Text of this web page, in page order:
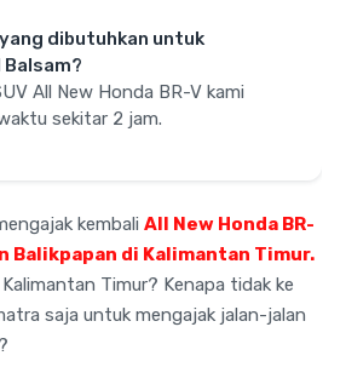
dibutuhkan untuk
Balsam?
All New Honda BR-V kami
sekitar 2 jam.
kembali All New Honda BR-
Balikpapan di Kalimantan Timur.
Timur? Kenapa tidak ke
saja untuk mengajak jalan-jalan